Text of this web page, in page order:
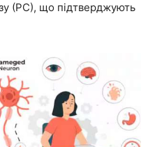
(РС), що підтверджують